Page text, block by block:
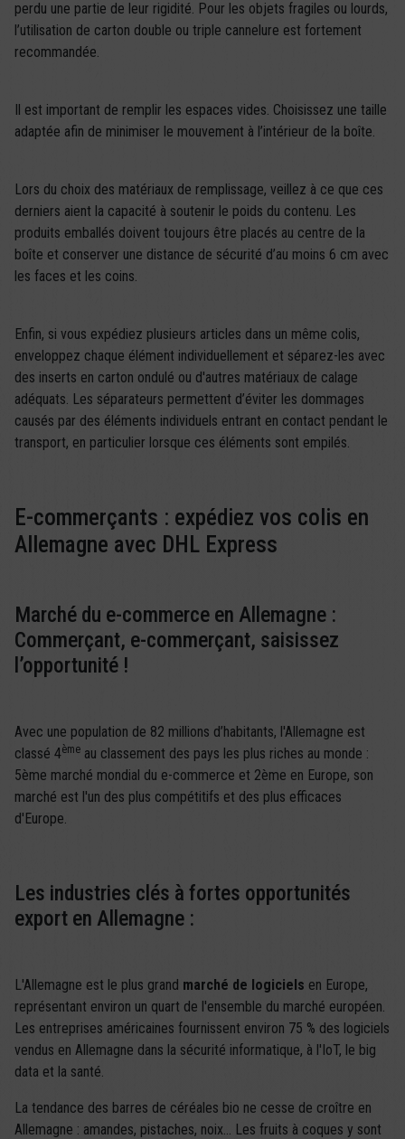
perdu une partie de leur rigidité. Pour les objets fragiles ou lourds,
l’utilisation de carton double ou triple cannelure est fortement
recommandée.
Il est important de remplir les espaces vides. Choisissez une taille
adaptée afin de minimiser le mouvement à l’intérieur de la boîte.
Lors du choix des matériaux de remplissage, veillez à ce que ces
derniers aient la capacité à soutenir le poids du contenu. Les
produits emballés doivent toujours être placés au centre de la
boîte et conserver une distance de sécurité d’au moins 6 cm avec
les faces et les coins.
Enfin, si vous expédiez plusieurs articles dans un même colis,
enveloppez chaque élément individuellement et séparez-les avec
des inserts en carton ondulé ou d'autres matériaux de calage
adéquats. Les séparateurs permettent d’éviter les dommages
causés par des éléments individuels entrant en contact pendant le
transport, en particulier lorsque ces éléments sont empilés.
E-commerçants : expédiez vos colis en
Allemagne avec DHL Express
Marché du e-commerce en Allemagne :
Commerçant, e-commerçant, saisissez
l’opportunité !
Avec une population de 82 millions d’habitants, l'Allemagne est
classé 4ème au classement des pays les plus riches au monde :
5ème marché mondial du e-commerce et 2ème en Europe, son
marché est l'un des plus compétitifs et des plus efficaces
d'Europe.
Les industries clés à fortes opportunités
export en Allemagne :
L'Allemagne est le plus grand marché de logiciels en Europe,
représentant environ un quart de l'ensemble du marché européen.
Les entreprises américaines fournissent environ 75 % des logiciels
vendus en Allemagne dans la sécurité informatique, à l'IoT, le big
data et la santé.
La tendance des barres de céréales bio ne cesse de croître en
Allemagne : amandes, pistaches, noix… Les fruits à coques y sont